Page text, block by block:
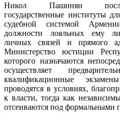
Никол Пашинян
государственные институты
судебной системой
должности лояльных ему
личных связей и прямого
Министерство юстиции
которого назначаются
осуществляет
квалификационные
проводятся в условиях,
к власти, тогда как
отсеиваются под формальными